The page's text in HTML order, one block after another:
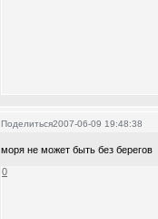
Поделиться2007-06-09 19:48:38
моря не может быть без берегов
0